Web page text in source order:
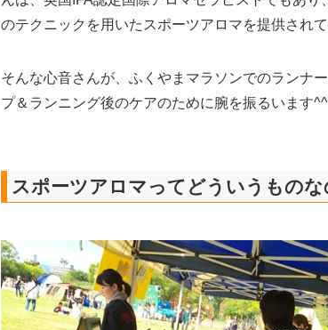
のテクニックを用いたスポーツアロマを提供され
そんな心音さんが、ふくやまマラソンでのランナ
プ＆ランニング後のケアのために腕を振るいます^^
スポーツアロマってどういうものな